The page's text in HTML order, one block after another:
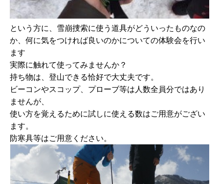
という方に、雪崩捜索に使う道具がどういったものなの
か、何に気をつければ良いのかについての体験会を行い
ます
実際に触れて使ってみませんか？
持ち物は、登山できる恰好で大丈夫です。
ビーコンやスコップ、プローブ等は人数全員分ではあり
ませんが、
使い方を覚えるために試しに使える数はご用意がござい
ます。
防寒具等はご用意ください。